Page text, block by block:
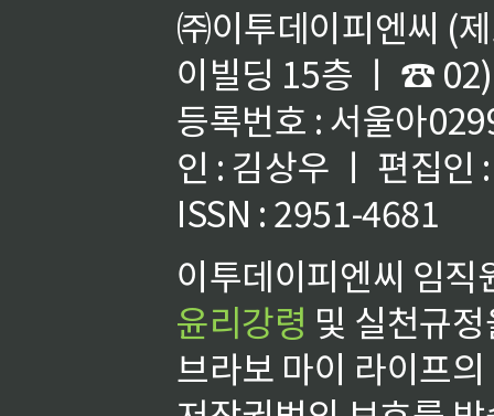
㈜이투데이피엔씨 (
이빌딩 15층 ㅣ ☎
등록번호 : 서울아
인 : 김상우 ㅣ 편집인
ISSN : 2951-4681
이투데이피엔씨 임
윤리강령 및 실천규
브라보 마이 라이프